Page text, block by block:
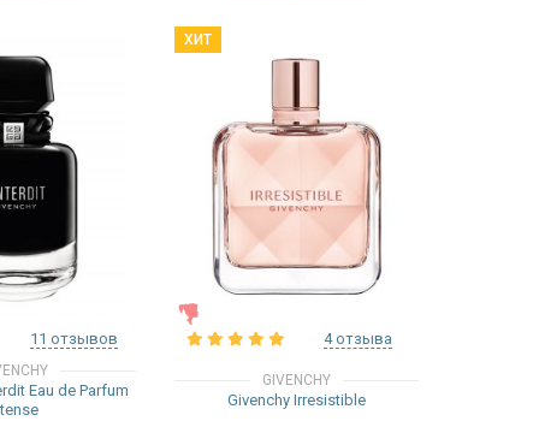
11 отзывов
Eau de Parfum
ХИТ
4 отзыва
GIVENCHY
Givenchy Irresistible